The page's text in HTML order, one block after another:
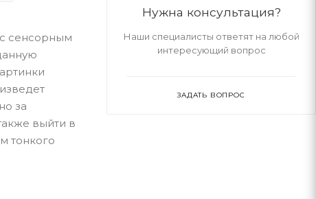
сенсорным
за
выйти в
тонкого
Нужна консультация?
Наши специалисты ответят на любой
интересующий вопрос
ЗАДАТЬ ВОПРОС